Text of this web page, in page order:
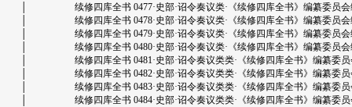
│ 续修四库全书 0477·史部·诏令奏议类·《续修四库全书》编纂委员会编
│ 续修四库全书 0478·史部·诏令奏议类·《续修四库全书》编纂委员会编
│ 续修四库全书 0479·史部·诏令奏议类·《续修四库全书》编纂委员会编
│ 续修四库全书 0480·史部·诏令奏议类·《续修四库全书》编纂委员会编
│ 续修四库全书 0481·史部·诏令奏议类类·《续修四库全书》编纂委员会
│ 续修四库全书 0482·史部·诏令奏议类类·《续修四库全书》编纂委员会
│ 续修四库全书 0483·史部·诏令奏议类类·《续修四库全书》编纂委员会
│ 续修四库全书 0484·史部·诏令奏议类类·《续修四库全书》编纂委员会